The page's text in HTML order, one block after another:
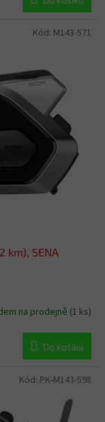
km), SENA
na prodejně (1 ks)
Do košíku
Kód: M143-571
Kód: PK-M143-598